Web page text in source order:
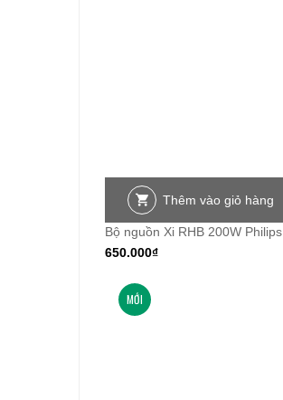
Thêm vào giỏ hàng
Bộ nguồn Xi RHB 200W Philips
650.000₫
MỚI